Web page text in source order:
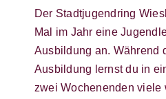
Der Stadtjugendring
Mal im Jahr eine
Ausbildung an. Während
Ausbildung lernst du in
zwei Wochenenden viele